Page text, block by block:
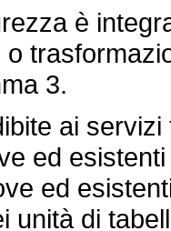
è
3.
ai servizi
ed
ed
unità di